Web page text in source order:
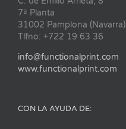
7ª Planta
31002 Pamplona (Navarra)
Tlfno: +722 19 63 36
info@functionalprint.com
www.functionalprint.com
CON LA AYUDA DE: